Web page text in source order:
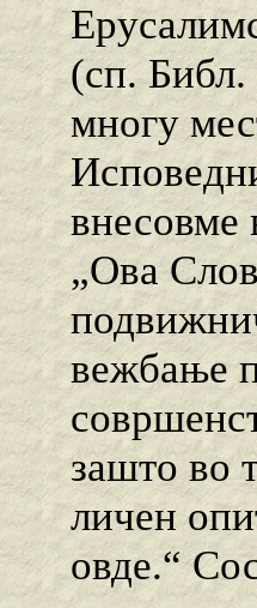
(сп. Библ.
многу
внесовме
„Ова
вежбање
зашто во
личен
овде.“